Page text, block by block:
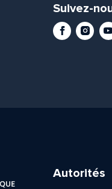
Suivez-
Facebook
Autorités